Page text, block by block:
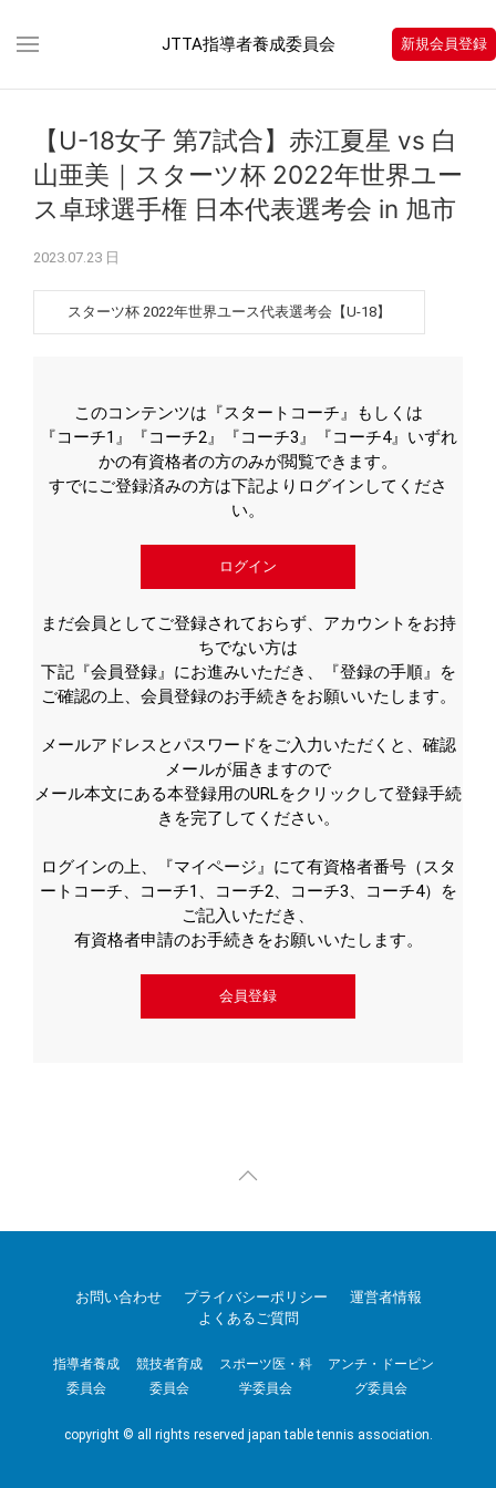
JTTA指導者養成委員会 新規会員登録
【U-18女子 第7試合】赤江夏星 vs 白
山亜美｜スターツ杯 2022年世界ユー
ス卓球選手権 日本代表選考会 in 旭市
2023.07.23 日
スターツ杯 2022年世界ユース代表選考会【U-18】
このコンテンツは『スタートコーチ』もしくは
『コーチ1』『コーチ2』『コーチ3』『コーチ4』いずれ
かの有資格者の方のみが閲覧できます。
すでにご登録済みの方は下記よりログインしてくださ
い。
ログイン
まだ会員としてご登録されておらず、アカウントをお持
ちでない方は
下記『会員登録』にお進みいただき、『登録の手順』を
ご確認の上、会員登録のお手続きをお願いいたします。
メールアドレスとパスワードをご入力いただくと、確認
メールが届きますので
メール本文にある本登録用のURLをクリックして登録手続
きを完了してください。
ログインの上、『マイページ』にて有資格者番号（スタ
ートコーチ、コーチ1、コーチ2、コーチ3、コーチ4）を
ご記入いただき、
有資格者申請のお手続きをお願いいたします。
会員登録
お問い合わせ プライバシーポリシー
運営者情報
よくあるご質問
指導者養成
委員会
競技者育成
委員会
スポーツ医・科
学委員会
アンチ・ドーピン
グ委員会
copyright © all rights reserved japan table tennis association.